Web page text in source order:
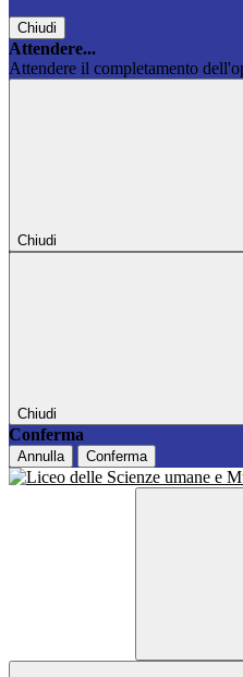
Chiudi
Attendere...
Attendere il completamento
Chiudi
Chiudi
Conferma
Annulla Conferma